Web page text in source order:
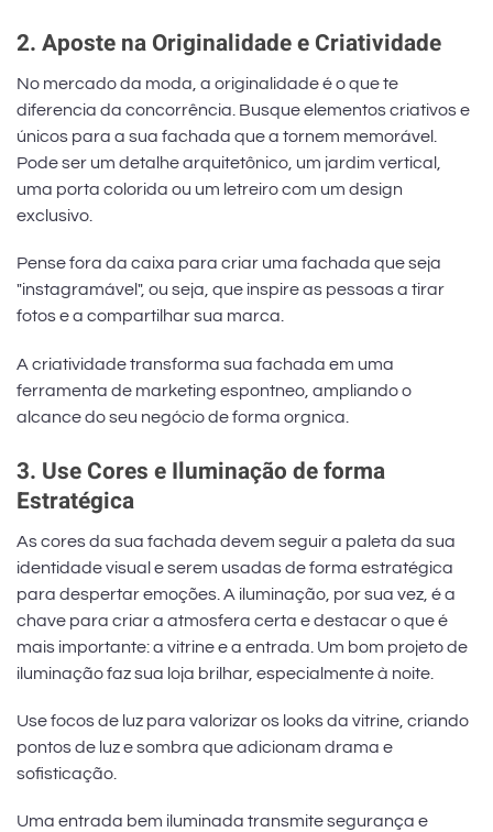
2. Aposte na Originalidade e Criatividade
No mercado da moda, a originalidade é o que te
diferencia da concorrência. Busque elementos criativos e
únicos para a sua fachada que a tornem memorável.
Pode ser um detalhe arquitetônico, um jardim vertical,
uma porta colorida ou um letreiro com um design
exclusivo.
Pense fora da caixa para criar uma fachada que seja
"instagramável", ou seja, que inspire as pessoas a tirar
fotos e a compartilhar sua marca.
A criatividade transforma sua fachada em uma
ferramenta de marketing espontneo, ampliando o
alcance do seu negócio de forma orgnica.
3. Use Cores e Iluminação de forma
Estratégica
As cores da sua fachada devem seguir a paleta da sua
identidade visual e serem usadas de forma estratégica
para despertar emoções. A iluminação, por sua vez, é a
chave para criar a atmosfera certa e destacar o que é
mais importante: a vitrine e a entrada. Um bom projeto de
iluminação faz sua loja brilhar, especialmente à noite.
Use focos de luz para valorizar os looks da vitrine, criando
pontos de luz e sombra que adicionam drama e
sofisticação.
Uma entrada bem iluminada transmite segurança e